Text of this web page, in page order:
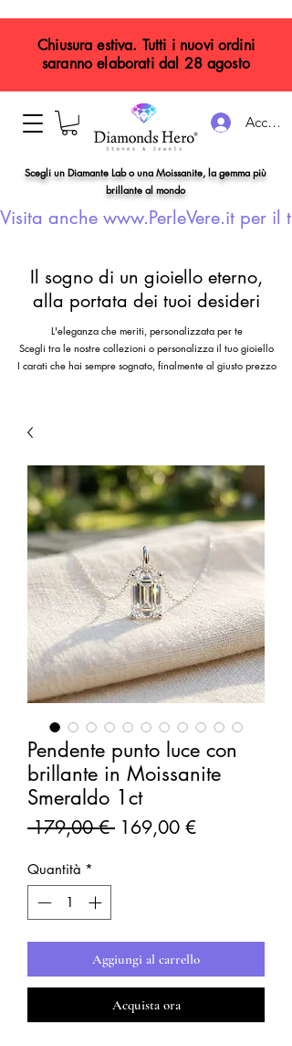
Accedi
Scegli un Diamante Lab o una Moissanite, la gemma più
brillante al mondo
Visita anche www.PerleVere.it per il
Chiusura estiva. Tutti i nuovi ordini
saranno elaborati dal 28 agosto
Il sogno di un gioiello eterno,
alla portata dei tuoi desideri
L'eleganza che meriti, personalizzata per te
Scegli tra le nostre collezioni o personalizza il tuo gioiello
I carati che hai sempre sognato, finalmente al giusto prezzo
Pendente punto luce con
brillante in Moissanite
Smeraldo 1ct
179,00 € Prezzo
169,00 €Prezzo
Quantità *
Aggiungi al carrello
Acquista ora